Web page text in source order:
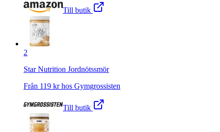
Till butik
2
Star Nutrition Jordnötssmör
Från 119 kr hos Gymgrossisten
Till butik